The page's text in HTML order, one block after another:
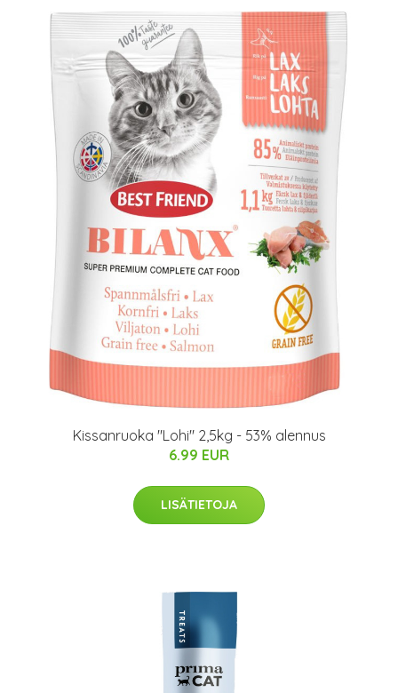
Kissanruoka "Lohi" 2,5kg - 53% alennus
6.99 EUR
LISÄTIETOJA